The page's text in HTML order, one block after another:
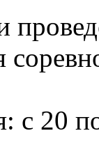
с 20